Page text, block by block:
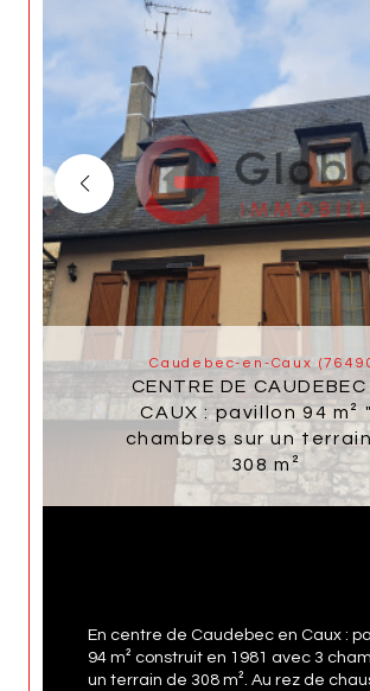
Caudebec-en-Caux
CENTRE DE CAUDEBEC
CAUX : pavillon 94 m²
chambres sur un
308 m²
En centre de Caudebec en Caux :
94 m² construit en 1981 avec 3
un terrain de 308 m². Au rez de